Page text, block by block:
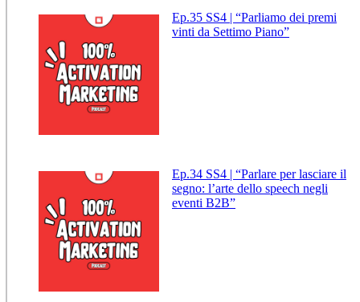
Ep.35 SS4 | “Parliamo dei premi
vinti da Settimo Piano”
Ep.34 SS4 | “Parlare per lasciare il
segno: l’arte dello speech negli
eventi B2B”